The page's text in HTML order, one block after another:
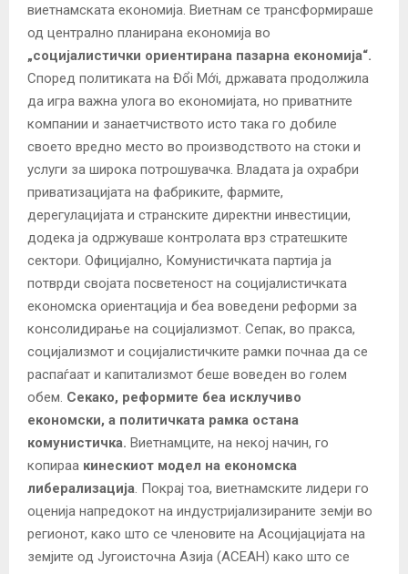
виетнамската економија. Виетнам се трансформираше
од централно планирана економија во
„социјалистички ориентирана пазарна економија“.
Според политиката на Đổi Mới, државата продолжила
да игра важна улога во економијата, но приватните
компании и занаетчиството исто така го добиле
своето вредно место во производството на стоки и
услуги за широка потрошувачка. Владата ја охрабри
приватизацијата на фабриките, фармите,
дерегулацијата и странските директни инвестиции,
додека ја одржуваше контролата врз стратешките
сектори. Официјално, Комунистичката партија ја
потврди својата посветеност на социјалистичката
економска ориентација и беа воведени реформи за
консолидирање на социјализмот. Сепак, во пракса,
социјализмот и социјалистичките рамки почнаа да се
распаѓаат и капитализмот беше воведен во голем
обем. Секако, реформите беа исклучиво
економски, а политичката рамка остана
комунистичка. Виетнамците, на некој начин, го
копираа кинескиот модел на економска
либерализација. Покрај тоа, виетнамските лидери го
оценија напредокот на индустријализираните земји во
регионот, како што се членовите на Асоцијацијата на
земјите од Југоисточна Азија (АСЕАН) како што се